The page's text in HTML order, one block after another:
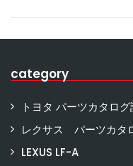
category
トヨタ パーツカタログ
レクサス パーツカタ
LEXUS LF-A